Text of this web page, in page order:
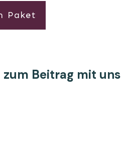
Paket
Beitrag mit uns